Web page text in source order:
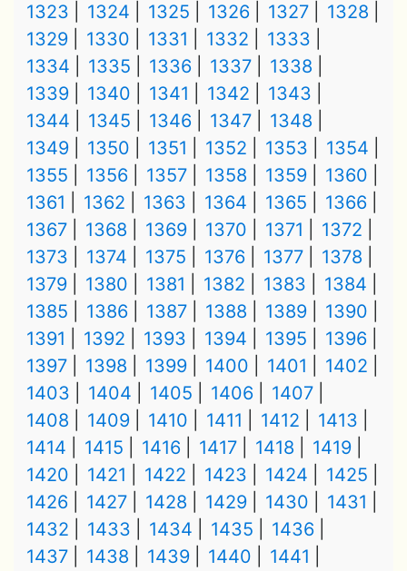
1323
1324 1325 1326 1327
1328
1329
1330 1331 1332
1333
1334
1335 1336 1337
1338
1339
1340 1341 1342
1343
1344
1345 1346 1347
1348
1349
1350 1351 1352 1353
1354
1355
1356 1357 1358 1359
1360
1361
1362 1363 1364 1365
1366
1367
1368 1369 1370 1371
1372
1373
1374 1375 1376 1377
1378
1379
1380 1381 1382 1383
1384
1385
1386 1387 1388 1389
1390
1391
1392 1393 1394 1395
1396
1397
1398 1399 1400 1401
1402
1403
1404 1405 1406
1407
1408
1409 1410 1411 1412
1413
1414
1415 1416 1417 1418
1419
1420
1421 1422 1423 1424
1425
1426
1427 1428 1429 1430
1431
1432
1433 1434 1435
1436
1437
1438 1439 1440
1441